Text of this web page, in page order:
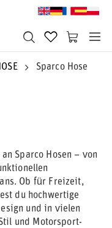
Sparco Hose
Sparco Hosen – von
Ob für Freizeit,
du hochwertige
und in vielen
und Motorsport-